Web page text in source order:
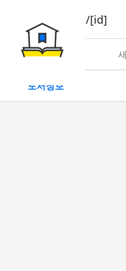
book/rent/[id]
대여
도서정보